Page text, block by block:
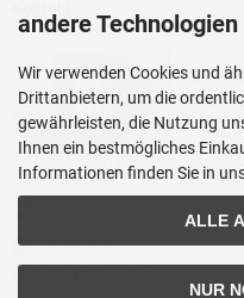
JUERGEN DROSS
+49(0)6449-92897919
Kirchstraße 44
D-35630 Ehringshausen
andere Technologien
Wir verwenden Cookies und
Drittanbietern, um die
gewährleisten, die Nutzung
Ihnen ein bestmögliches
Informationen finden Sie in
ALLE
NUR